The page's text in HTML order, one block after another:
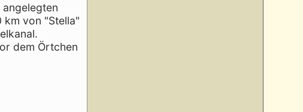
km von "Stella"
dem Örtchen